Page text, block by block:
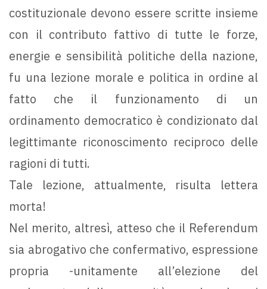
costituzionale devono essere scritte insieme
con il contributo fattivo di tutte le forze,
energie e sensibilità politiche della nazione,
fu una lezione morale e politica in ordine al
fatto che il funzionamento di un
ordinamento democratico è condizionato dal
legittimante riconoscimento reciproco delle
ragioni di tutti.
Tale lezione, attualmente, risulta lettera
morta!
Nel merito, altresì, atteso che il Referendum
sia abrogativo che confermativo, espressione
propria -unitamente all’elezione del